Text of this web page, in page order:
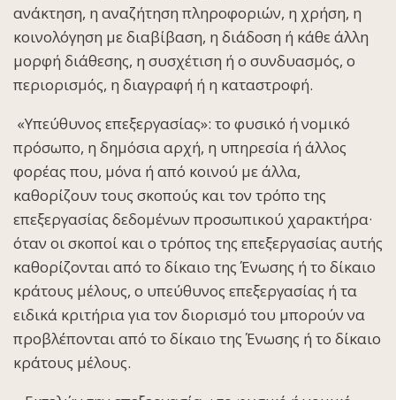
ανάκτηση, η αναζήτηση πληροφοριών, η χρήση, η
κοινολόγηση με διαβίβαση, η διάδοση ή κάθε άλλη
μορφή διάθεσης, η συσχέτιση ή ο συνδυασμός, ο
περιορισμός, η διαγραφή ή η καταστροφή.
«Υπεύθυνος επεξεργασίας»: το φυσικό ή νομικό
πρόσωπο, η δημόσια αρχή, η υπηρεσία ή άλλος
φορέας που, μόνα ή από κοινού με άλλα,
καθορίζουν τους σκοπούς και τον τρόπο της
επεξεργασίας δεδομένων προσωπικού χαρακτήρα·
όταν οι σκοποί και ο τρόπος της επεξεργασίας αυτής
καθορίζονται από το δίκαιο της Ένωσης ή το δίκαιο
κράτους μέλους, ο υπεύθυνος επεξεργασίας ή τα
ειδικά κριτήρια για τον διορισμό του μπορούν να
προβλέπονται από το δίκαιο της Ένωσης ή το δίκαιο
κράτους μέλους.